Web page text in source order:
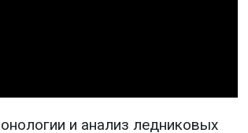
и анализ ледниковых